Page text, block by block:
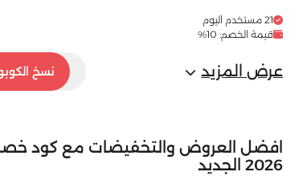
21 مستخدم اليوم
قيمة الخصم: 10%
عرض المزيد AGC
نسخ
افضل العروض والتخفيضات مع كود
2026 الجديد